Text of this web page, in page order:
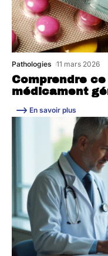
Comprendre
médicament
Pathologies 11 mars 2026
En savoir plus